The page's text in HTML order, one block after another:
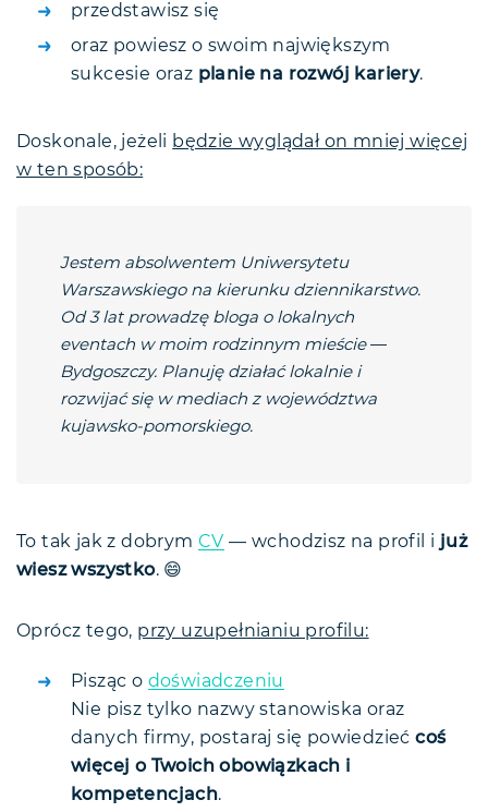
przedstawisz się
oraz powiesz o swoim największym
sukcesie oraz planie na rozwój kariery.
Doskonale, jeżeli będzie wyglądał on mniej więcej
w ten sposób:
Jestem absolwentem Uniwersytetu
Warszawskiego na kierunku dziennikarstwo.
Od 3 lat prowadzę bloga o lokalnych
eventach w moim rodzinnym mieście —
Bydgoszczy. Planuję działać lokalnie i
rozwijać się w mediach z województwa
kujawsko-pomorskiego.
To tak jak z dobrym CV — wchodzisz na profil i już
wiesz wszystko. 😄
Oprócz tego, przy uzupełnianiu profilu:
Pisząc o doświadczeniu
Nie pisz tylko nazwy stanowiska oraz
danych firmy, postaraj się powiedziećcoś
więcej o Twoich obowiązkach i
kompetencjach.